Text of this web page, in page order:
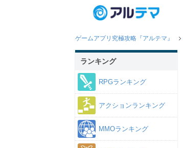
ゲームアプリ究極攻略『アルテマ』
ランキング
RPGランキング
アクションランキング
MMOランキング